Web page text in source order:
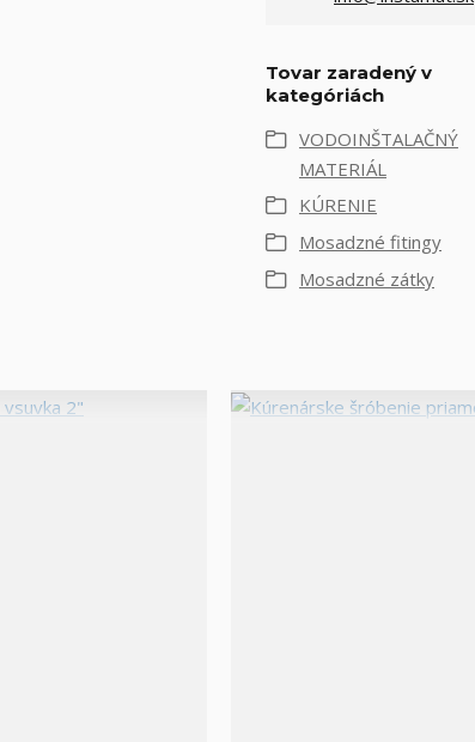
Tovar zaradený v
kategóriách
VODOINŠTALAČNÝ
MATERIÁL
KÚRENIE
Mosadzné fitingy
Mosadzné zátky